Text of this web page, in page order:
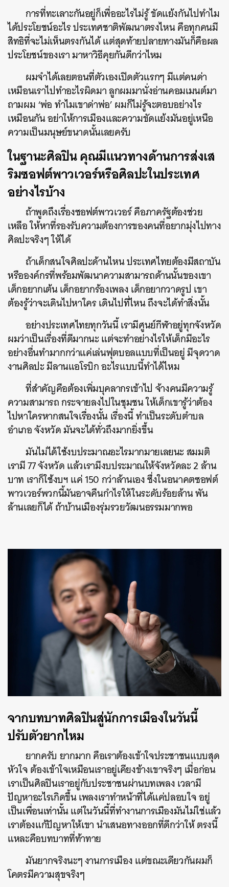
การที่ทะเลาะกันอยู่ก็เพื่ออะไรไม่รู้ ขัดแย้งกันไปทำไม
ได้ประโยชน์อะไร ประเทศชาติพัฒนาตรงไหน คือทุกคนมี
สิทธิที่จะไม่เห็นตรงกันได้ แต่สุดท้ายปลายทางมันก็คือผล
ประโยชน์ของเรา มาหาวิธีคุยกันดีกว่าไหม
ผมจำได้เลยตอนที่ตัวเองเปิดตัวแรกๆ มีแต่คนด่า
เหมือนเราไปทำอะไรผิดมา ลูกผมมานั่งอ่านคอมเมนต์มา
ถามผม ‘พ่อ ทำไมเขาด่าพ่อ’ ผมก็ไม่รู้จะตอบอย่างไร
เหมือนกัน อย่าให้การเมืองและความขัดแย้งมันอยู่เหนือ
ความเป็นมนุษย์ขนาดนั้นเลยครับ
ในฐานะศิลปิน คุณมีแนวทางด้านการส่งเส
ริมซอฟต์พาวเวอร์หรือศิลปะในประเทศ
อย่างไรบ้าง
ถ้าพูดถึงเรื่องซอฟต์พาวเวอร์ คือภาครัฐต้องช่วย
เหลือ ให้หาที่รองรับความต้องการของคนที่อยากมุ่งไปทาง
ศิลปะจริงๆ ให้ได้
ถ้าเด็กสนใจศิลปะด้านไหน ประเทศไทยต้องมีสถาบัน
หรือองค์กรที่พร้อมพัฒนาความสามารถด้านนั้นของเขา
เด็กอยากเต้น เด็กอยากร้องเพลง เด็กอยากวาดรูป เขา
ต้องรู้ว่าจะเดินไปหาใคร เดินไปที่ไหน ถึงจะได้ทำสิ่งนั้น
อย่างประเทศไทยทุกวันนี้ เรามีศูนย์กีฬาอยู่ทุกจังหวัด
ผมว่าเป็นเรื่องที่ดีมากนะ แต่จะทำอย่างไรให้เด็กมีอะไร
อย่างอื่นทำมากกว่าแค่เล่นฟุตบอลแบบที่เป็นอยู่ มีจุดวาด
งานศิลปะ มีลานแอโรบิก อะไรแบบนี้ทำได้ไหม
ที่สำคัญคือต้องเพิ่มบุคลากรเข้าไป จ้างคนมีความรู้
ความสามารถ กระจายลงไปในชุมชน ให้เด็กเขารู้ว่าต้อง
ไปหาใครหากสนใจเรื่องนั้น เรื่องนี้ ทำเป็นระดับตำบล
อำเภอ จังหวัด มันจะได้ทั่วถึงมากยิ่งขึ้น
มันไม่ได้ใช้งบประมาณอะไรมากมายเลยนะ สมมติ
เรามี 77 จังหวัด แล้วเรามีงบประมาณให้จังหวัดละ 2 ล้าน
บาท เราก็ใช้งบฯ แค่ 150 กว่าล้านเอง ซึ่งในอนาคตซอฟต์
พาวเวอร์พวกนี้มันอาจคืนกำไรให้ในระดับร้อยล้าน พัน
ล้านเลยก็ได้ ถ้าบ้านเมืองรุ่มรวยวัฒนธรรมมากพอ
จากบทบาทศิลปินสู่นักการเมืองในวันนี้
ปรับตัวยากไหม
ยากครับ ยากมาก คือเราต้องเข้าใจประชาชนแบบสุด
หัวใจ ต้องเข้าใจเหมือนเราอยู่เคียงข้างเขาจริงๆ เมื่อก่อน
เราเป็นศิลปินเราอยู่กับประชาชนผ่านบทเพลง เวลามี
ปัญหาอะไรเกิดขึ้น เพลงเราทำหน้าที่ได้แค่ปลอบใจ อยู่
เป็นเพื่อนเท่านั้น แต่ในวันนี้ที่ทำงานการเมืองมันไม่ใช่แล้ว
เราต้องแก้ปัญหาให้เขา นำเสนอทางออกที่ดีกว่าให้ ตรงนี้
แหละคือบทบาทที่ท้าทาย
มันยากจริงนะๆ งานการเมือง แต่ขณะเดียวกันผมก็
โคตรมีความสุขจริงๆ